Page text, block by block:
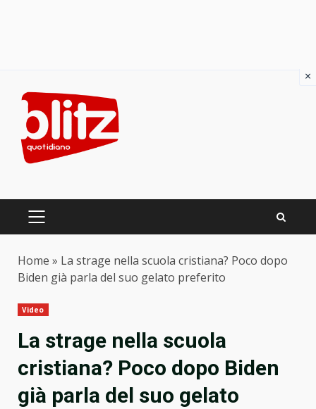
content
PRIMARY
Home » La strage nella scuola cristiana? Poco dopo
Biden già parla del suo gelato preferito
Video
La strage nella scuola
cristiana? Poco dopo Biden
già parla del suo gelato
×